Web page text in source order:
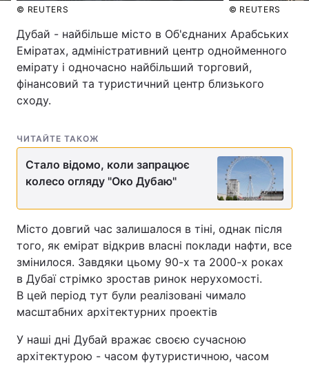
© REUTERS © REUTERS
Дубай - найбільше місто в Об'єднаних Арабських
Еміратах, адміністративний центр однойменного
емірату і одночасно найбільший торговий,
фінансовий та туристичний центр близького
сходу.
ЧИТАЙТЕ ТАКОЖ
Стало відомо, коли запрацює
колесо огляду "Око Дубаю"
Місто довгий час залишалося в тіні, однак після
того, як емірат відкрив власні поклади нафти, все
змінилося. Завдяки цьому 90-х та 2000-х роках
в Дубаї стрімко зростав ринок нерухомості.
В цей період тут були реалізовані чимало
масштабних архітектурних проектів
У наші дні Дубай вражає своєю сучасною
архітектурою - часом футуристичною, часом